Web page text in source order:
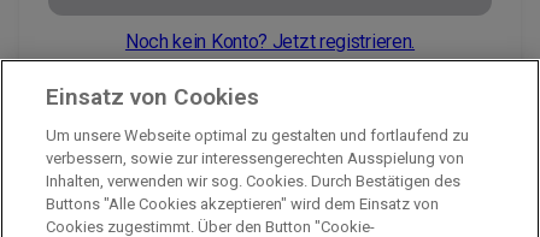
Noch kein Konto? Jetzt registrieren.
Impressum
Unternehmen
Arbeiten bei PAYBACK
Einsatz von Cookies
Um unsere Webseite optimal zu gestalten und fortlaufend zu
verbessern, sowie zur interessengerechten Ausspielung von
Inhalten, verwenden wir sog. Cookies. Durch Bestätigen des
Buttons "Alle Cookies akzeptieren" wird dem Einsatz von
Cookies zugestimmt. Über den Button "Cookie-